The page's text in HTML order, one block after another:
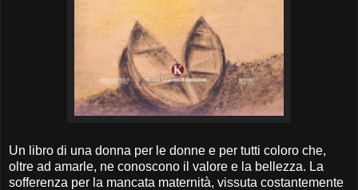
Un libro di una donna per le donne e per tutti coloro che,
oltre ad amarle, ne conoscono il valore e la bellezza. La
sofferenza per la mancata maternità, vissuta costantemente